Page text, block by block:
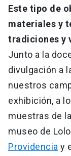
Este tipo de
materiales y
tradiciones y
Junto a la
divulgación a
nuestros
exhibición, a
muestras de
museo de
Providencia y